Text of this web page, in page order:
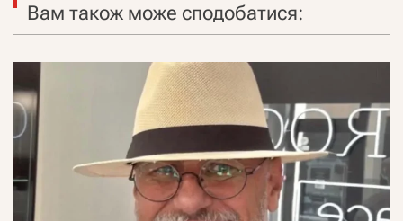
Вам також може сподобатися: